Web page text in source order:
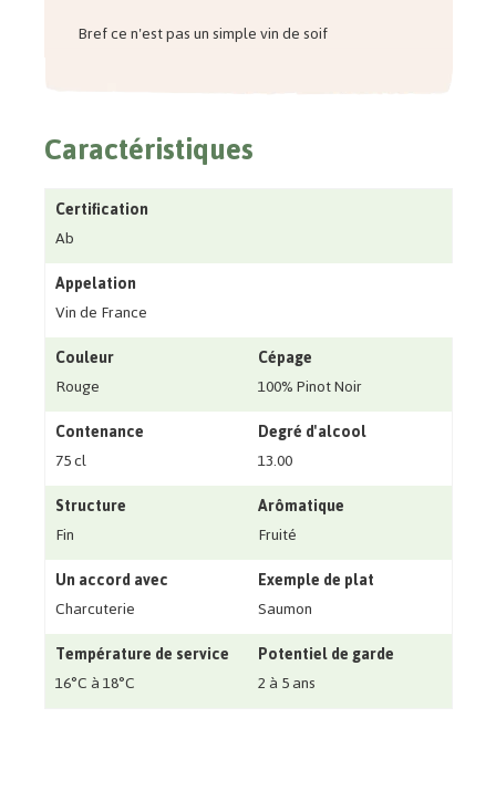
Bref ce n'est pas un simple vin de soif
Caractéristiques
Certification
Ab
Appelation
Vin de France
Couleur
Rouge
Cépage
100% Pinot Noir
Contenance
75 cl
Degré d'alcool
13.00
Structure
Fin
Arômatique
Fruité
Un accord avec
Charcuterie
Exemple de plat
Saumon
Température de service
16°C à 18°C
Potentiel de garde
2 à 5 ans